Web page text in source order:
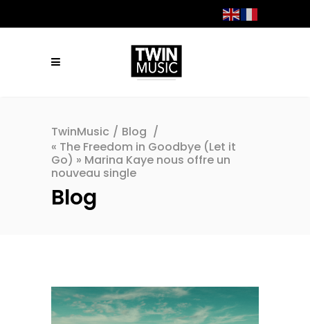
TwinMusic / Blog /
« The Freedom in Goodbye (Let it
Go) » Marina Kaye nous offre un
nouveau single
Blog